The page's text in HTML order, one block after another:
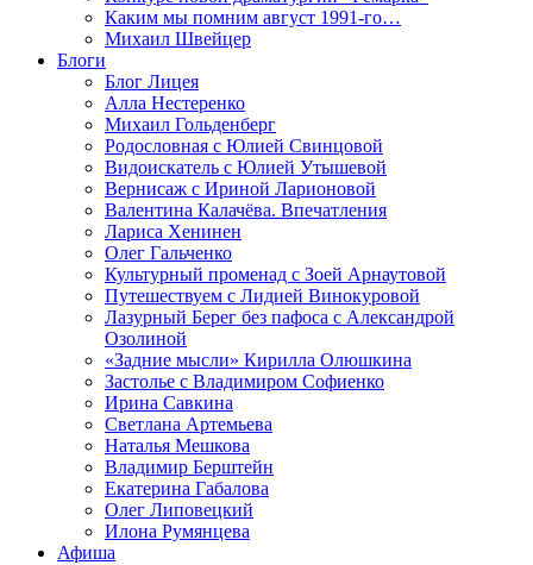
Каким мы помним август 1991-го…
Михаил Швейцер
Блоги
Блог Лицея
Алла Нестеренко
Михаил Гольденберг
Родословная с Юлией Свинцовой
Видоискатель с Юлией Утышевой
Вернисаж с Ириной Ларионовой
Валентина Калачёва. Впечатления
Лариса Хенинен
Олег Гальченко
Культурный променад с Зоей Арнаутовой
Путешествуем с Лидией Винокуровой
Лазурный Берег без пафоса с Александрой
Озолиной
«Задние мысли» Кирилла Олюшкина
Застолье с Владимиром Софиенко
Ирина Савкина
Светлана Артемьева
Наталья Мешкова
Владимир Берштейн
Екатерина Габалова
Олег Липовецкий
Илона Румянцева
Афиша